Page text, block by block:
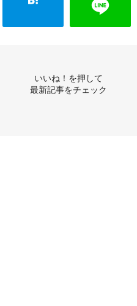
いいね！を押して
最新記事をチェック